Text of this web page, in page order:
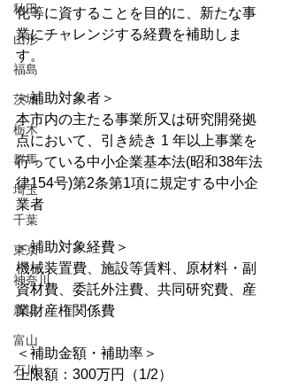
秋田
山形
福島
茨城
栃木
群馬
埼玉
千葉
東京
神奈川
新潟
富山
石川
化等に資することを目的に、新たな事
業にチャレンジする経費を補助しま
す。
＜補助対象者＞
本市内の主たる事業所又は研究開発拠
点において、引き続き 1 年以上事業を
行っている中小企業基本法(昭和38年法
律154号)第2条第1項に規定する中小企
業者
＜補助対象経費＞
機械装置費、施設等賃料、原材料・副
資材費、委託外注費、共同研究費、産
業財産権関係費
＜補助金額・補助率＞
上限額：300万円（1/2）